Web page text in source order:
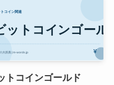
トコインゴールド